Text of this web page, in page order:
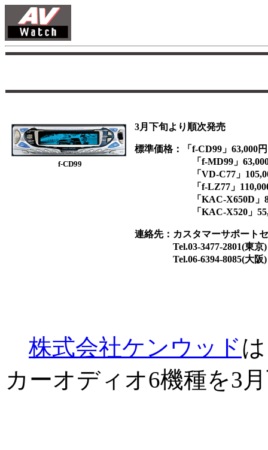
f-CD99
3月下旬より順次発売
標準価格：「f-CD99」63,000円
「f-MD99」63,000
「VD-C77」
「f-LZ77」110,000
「KAC-X650D」
「KAC-X520」
連絡先：カスタマーサポート
Tel.03-3477-2801(東京)
Tel.06-6394-8085(大阪)
株式会社ケンウッド
カーオディオ6機種を3